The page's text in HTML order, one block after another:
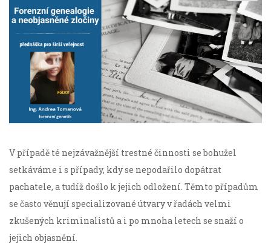
V případě té nejzávažnější trestné činnosti se bohužel
setkáváme i s případy, kdy se nepodařilo dopátrat
pachatele, a tudíž došlo k jejich odložení. Těmto případům
se často věnují specializované útvary v řadách velmi
zkušených kriminalistů a i po mnoha letech se snaží o
jejich objasnění.